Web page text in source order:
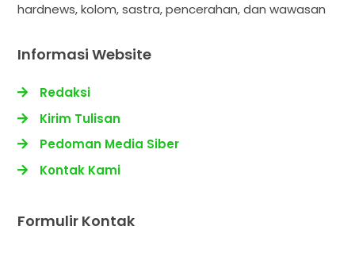
hardnews, kolom, sastra, pencerahan, dan wawasan
Informasi Website
Redaksi
Kirim Tulisan
Pedoman Media Siber
Kontak Kami
Formulir Kontak